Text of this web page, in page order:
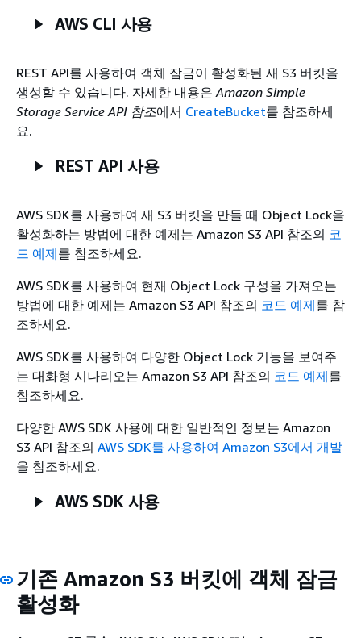
AWS CLI 사용
REST API를 사용하여 객체 잠금이 활성화된 새 S3 버킷을
생성할 수 있습니다. 자세한 내용은 Amazon Simple
Storage Service API 참조에서 CreateBucket를 참조하세
요.
REST API 사용
AWS SDK를 사용하여 새 S3 버킷을 만들 때 Object Lock을
활성화하는 방법에 대한 예제는 Amazon S3 API 참조의 코
드 예제를 참조하세요.
AWS SDK를 사용하여 현재 Object Lock 구성을 가져오는
방법에 대한 예제는 Amazon S3 API 참조의 코드 예제를 참
조하세요.
AWS SDK를 사용하여 다양한 Object Lock 기능을 보여주
는 대화형 시나리오는 Amazon S3 API 참조의 코드 예제를
참조하세요.
다양한 AWS SDK 사용에 대한 일반적인 정보는 Amazon
S3 API 참조의 AWS SDK를 사용하여 Amazon S3에서 개발
을 참조하세요.
AWS SDK 사용
기존 Amazon S3 버킷에 객체 잠금
활성화